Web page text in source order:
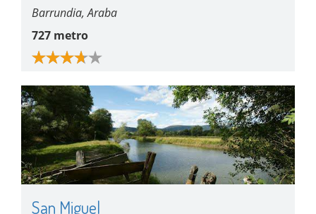
Barrundia, Araba
727 metro
San Miguel